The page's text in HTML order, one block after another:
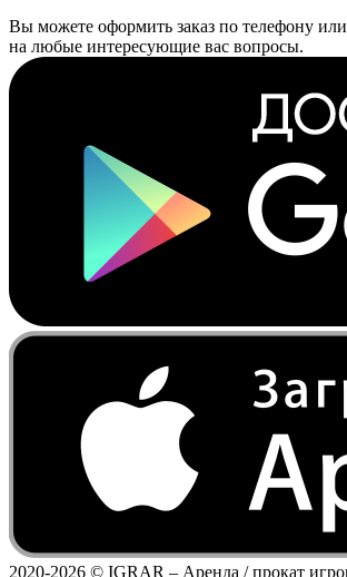
Вы можете оформить заказ по телефону
на любые интересующие вас вопросы.
2020-2026 © IGRAR – Аренда / прокат